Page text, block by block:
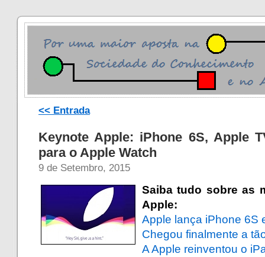
<< Entrada
Keynote Apple: iPhone 6S, Apple
para o Apple Watch
9 de Setembro, 2015
Saiba tudo sobre as
Apple:
Apple lança iPhone 6S
Chegou finalmente a
A Apple reinventou o